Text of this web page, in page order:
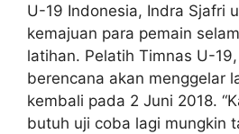
U-19 Indonesia, Indra Sjafri
kemajuan para pemain
latihan. Pelatih Timnas U-
berencana akan menggelar
kembali pada 2 Juni 2018.
butuh uji coba lagi mungkin